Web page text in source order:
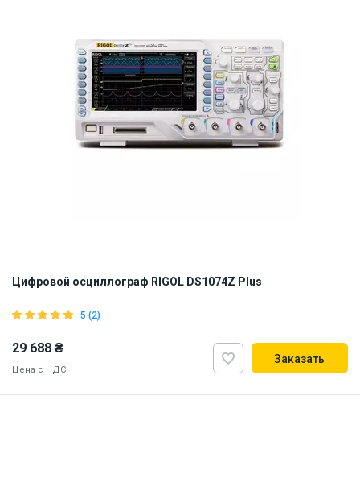
Цифровой осциллограф RIGOL DS1074Z Plus
5 (2)
29 688 ₴
Цена с НДС
Заказать